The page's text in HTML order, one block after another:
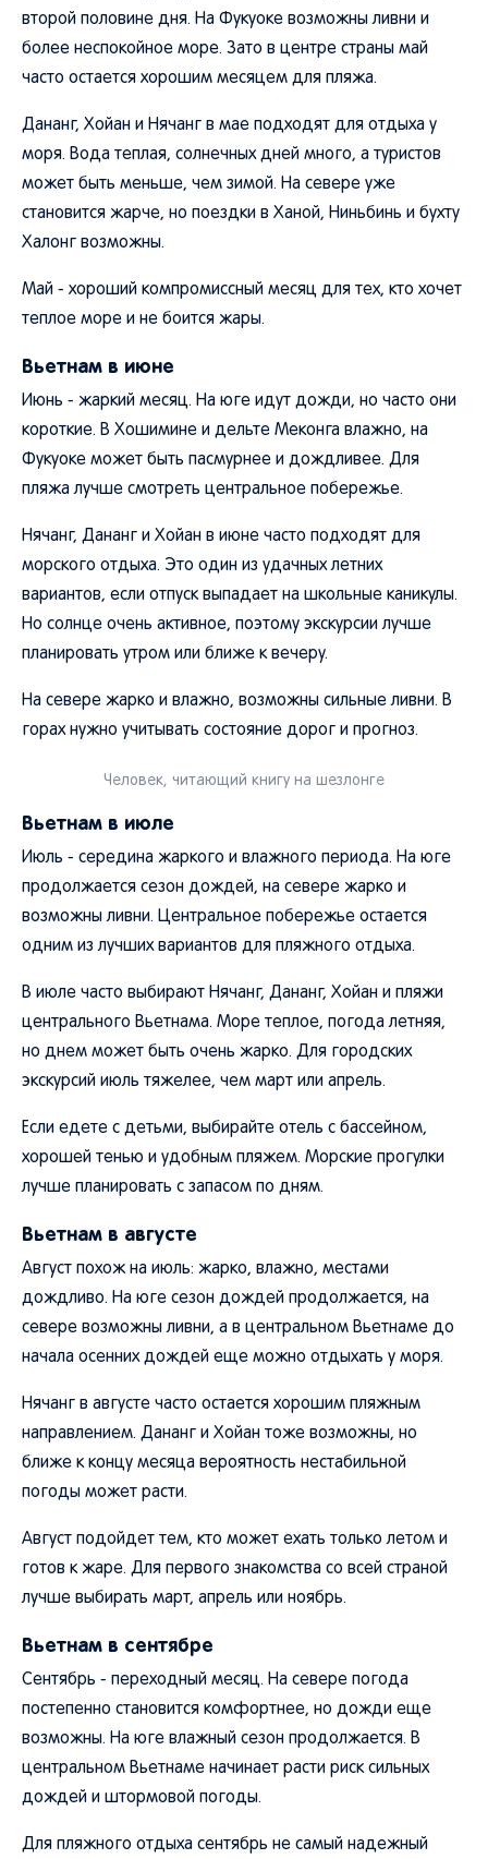
второй половине дня. На Фукуоке возможны ливни и
более неспокойное море. Зато в центре страны май
часто остается хорошим месяцем для пляжа.
Дананг, Хойан и Нячанг в мае подходят для отдыха у
моря. Вода теплая, солнечных дней много, а туристов
может быть меньше, чем зимой. На севере уже
становится жарче, но поездки в Ханой, Ниньбинь и бухту
Халонг возможны.
Май - хороший компромиссный месяц для тех, кто хочет
теплое море и не боится жары.
Вьетнам в июне
Июнь - жаркий месяц. На юге идут дожди, но часто они
короткие. В Хошимине и дельте Меконга влажно, на
Фукуоке может быть пасмурнее и дождливее. Для
пляжа лучше смотреть центральное побережье.
Нячанг, Дананг и Хойан в июне часто подходят для
морского отдыха. Это один из удачных летних
вариантов, если отпуск выпадает на школьные каникулы.
Но солнце очень активное, поэтому экскурсии лучше
планировать утром или ближе к вечеру.
На севере жарко и влажно, возможны сильные ливни. В
горах нужно учитывать состояние дорог и прогноз.
Человек, читающий книгу на шезлонге
Вьетнам в июле
Июль - середина жаркого и влажного периода. На юге
продолжается сезон дождей, на севере жарко и
возможны ливни. Центральное побережье остается
одним из лучших вариантов для пляжного отдыха.
В июле часто выбирают Нячанг, Дананг, Хойан и пляжи
центрального Вьетнама. Море теплое, погода летняя,
но днем может быть очень жарко. Для городских
экскурсий июль тяжелее, чем март или апрель.
Если едете с детьми, выбирайте отель с бассейном,
хорошей тенью и удобным пляжем. Морские прогулки
лучше планировать с запасом по дням.
Вьетнам в августе
Август похож на июль: жарко, влажно, местами
дождливо. На юге сезон дождей продолжается, на
севере возможны ливни, а в центральном Вьетнаме до
начала осенних дождей еще можно отдыхать у моря.
Нячанг в августе часто остается хорошим пляжным
направлением. Дананг и Хойан тоже возможны, но
ближе к концу месяца вероятность нестабильной
погоды может расти.
Август подойдет тем, кто может ехать только летом и
готов к жаре. Для первого знакомства со всей страной
лучше выбирать март, апрель или ноябрь.
Вьетнам в сентябре
Сентябрь - переходный месяц. На севере погода
постепенно становится комфортнее, но дожди еще
возможны. На юге влажный сезон продолжается. В
центральном Вьетнаме начинает расти риск сильных
дождей и штормовой погоды.
Для пляжного отдыха сентябрь не самый надежный